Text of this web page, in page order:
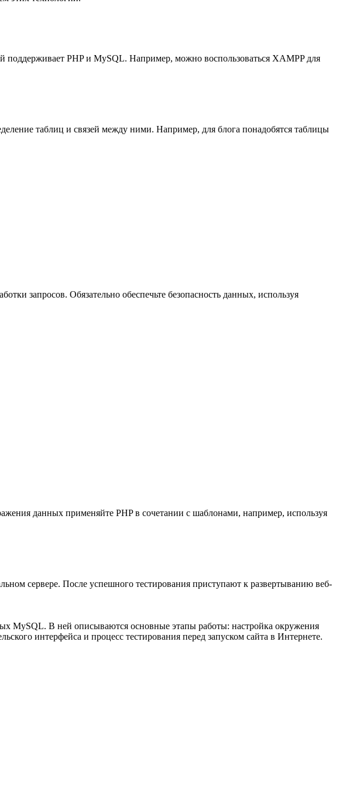
поддерживает PHP и MySQL. Например, можно воспользоваться XAMPP для
таблиц и связей между ними. Например, для блога понадобятся таблицы
запросов. Обязательно обеспечьте безопасность данных, используя
данных применяйте PHP в сочетании с шаблонами, например, используя
сервере. После успешного тестирования приступают к развертыванию веб-
MySQL. В ней описываются основные этапы работы: настройка окружения
интерфейса и процесс тестирования перед запуском сайта в Интернете.